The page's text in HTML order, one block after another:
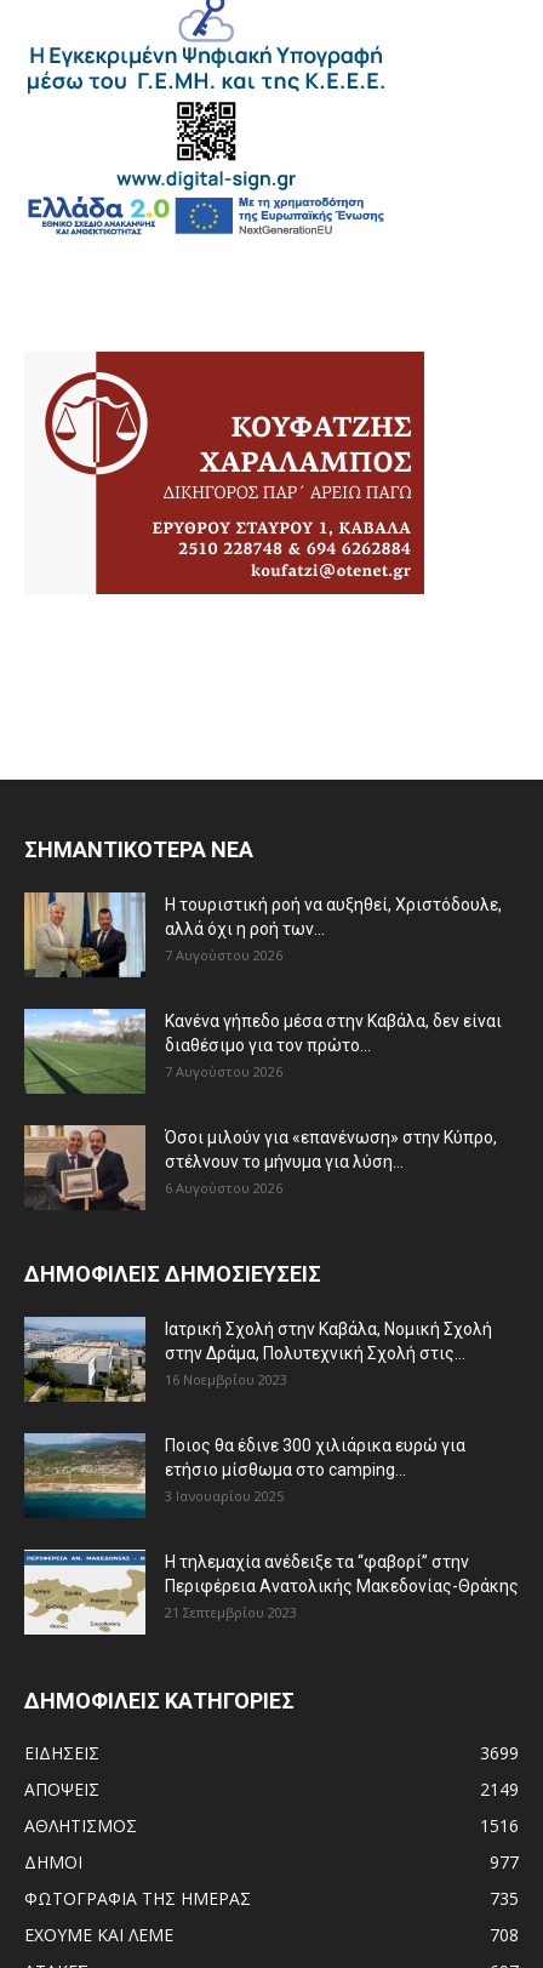
ΣΗΜΑΝΤΙΚΟΤΕΡΑ ΝΕΑ
Η τουριστική ροή να αυξηθεί, Χριστόδουλε,
αλλά όχι η ροή των...
7 Αυγούστου 2026
Κανένα γήπεδο μέσα στην Καβάλα, δεν είναι
διαθέσιμο για τον πρώτο...
7 Αυγούστου 2026
Όσοι μιλούν για «επανένωση» στην Κύπρο,
στέλνουν το μήνυμα για λύση...
6 Αυγούστου 2026
ΔΗΜΟΦΙΛΕΙΣ ΔΗΜΟΣΙΕΥΣΕΙΣ
Ιατρική Σχολή στην Καβάλα, Νομική Σχολή
στην Δράμα, Πολυτεχνική Σχολή στις...
16 Νοεμβρίου 2023
Ποιος θα έδινε 300 χιλιάρικα ευρώ για
ετήσιο μίσθωμα στο camping...
3 Ιανουαρίου 2025
Η τηλεμαχία ανέδειξε τα “φαβορί” στην
Περιφέρεια Ανατολικής Μακεδονίας-Θράκης
21 Σεπτεμβρίου 2023
ΔΗΜΟΦΙΛΕΙΣ ΚΑΤΗΓΟΡΙΕΣ
ΕΙΔΗΣΕΙΣ
3699
ΑΠΟΨΕΙΣ
2149
ΑΘΛΗΤΙΣΜΟΣ
1516
ΔΗΜΟΙ
977
ΦΩΤΟΓΡΑΦΙΑ ΤΗΣ ΗΜΕΡΑΣ
735
ΕΧΟΥΜΕ ΚΑΙ ΛΕΜΕ
708